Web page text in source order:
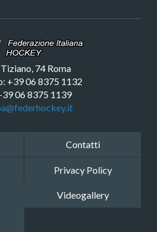
74 Roma
+39 06 8375 1132
06 8375 1139
Contatti
Privacy Policy
Videogallery